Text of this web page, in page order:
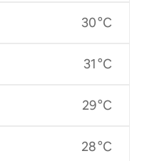
30 °C
31 °C
29 °C
28 °C